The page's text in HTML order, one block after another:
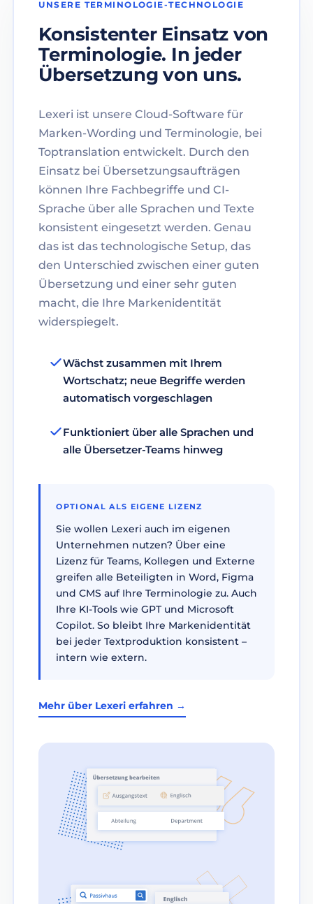
UNSERE TERMINOLOGIE-TECHNOLOGIE
Konsistenter Einsatz von
Terminologie. In jeder
Übersetzung von uns.
Lexeri ist unsere Cloud-Software für
Marken-Wording und Terminologie, bei
Toptranslation entwickelt. Durch den
Einsatz bei Übersetzungsaufträgen
können Ihre Fachbegriffe und CI-
Sprache über alle Sprachen und Texte
konsistent eingesetzt werden. Genau
das ist das technologische Setup, das
den Unterschied zwischen einer guten
Übersetzung und einer sehr guten
macht, die Ihre Markenidentität
widerspiegelt.
Wächst zusammen mit Ihrem
Wortschatz; neue Begriffe werden
automatisch vorgeschlagen
Funktioniert über alle Sprachen und
alle Übersetzer-Teams hinweg
OPTIONAL ALS EIGENE LIZENZ
Sie wollen Lexeri auch im eigenen
Unternehmen nutzen? Über eine
Lizenz für Teams, Kollegen und Externe
greifen alle Beteiligten in Word, Figma
und CMS auf Ihre Terminologie zu. Auch
Ihre KI-Tools wie GPT und Microsoft
Copilot. So bleibt Ihre Markenidentität
bei jeder Textproduktion konsistent –
intern wie extern.
Mehr über Lexeri erfahren →